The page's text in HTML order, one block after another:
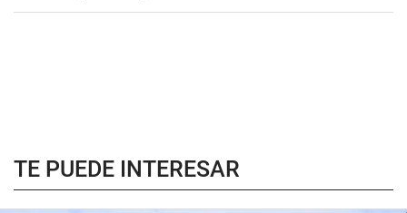
TE PUEDE INTERESAR